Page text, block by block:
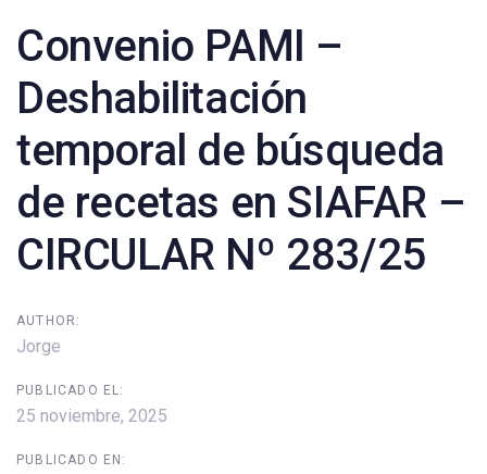
Convenio PAMI –
Deshabilitación
temporal de búsqueda
de recetas en SIAFAR –
CIRCULAR Nº 283/25
AUTHOR:
Jorge
PUBLICADO EL:
25 noviembre, 2025
PUBLICADO EN:
navigation